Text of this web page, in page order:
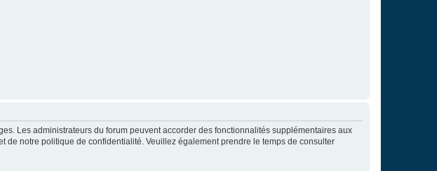
Les administrateurs du forum peuvent accorder des fonctionnalités supplémentaires aux
de notre politique de confidentialité. Veuillez également prendre le temps de consulter